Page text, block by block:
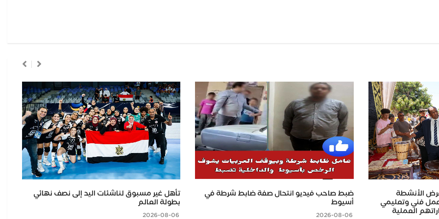
الأنشطة
بمطوبس.. 200 عمل فني وتعليمي
العملية
ضبط صاحب فيديو انتحال صفة ضابط شرطة في
أسيوط
تأهل غير مسبوق لناشئات اليد إلى نصف نهائي
بطولة العالم